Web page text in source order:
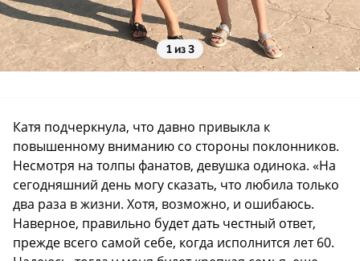
1 из 3
Катя подчеркнула, что давно привыкла к
повышенному вниманию со стороны поклонников.
Несмотря на толпы фанатов, девушка одинока. «На
сегодняшний день могу сказать, что любила только
два раза в жизни. Хотя, возможно, и ошибаюсь.
Наверное, правильно будет дать честный ответ,
прежде всего самой себе, когда исполнится лет 60.